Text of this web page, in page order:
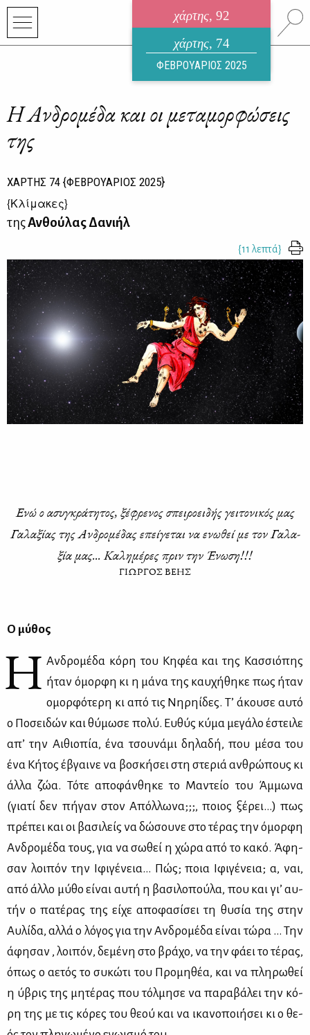
χάρτης, 92
ηλεκτρονικό περιοδικό
ΑΥΓΟΥΣΤΟΣ 2026
χάρτης, 74
ΦΕΒΡΟΥΑΡΙΟΣ 2025
Η Ανδρομέδα και οι μεταμορφώσεις
της
ΧΑΡΤΗΣ 74 {ΦΕΒΡΟΥΑΡΙΟΣ 2025}
{Κλίμακες}
τηςΑνθούλας Δανιήλ
{11 λεπτά}
Ενώ ο ασυ­γκρά­τη­τος, ξέ­φρε­νος σπει­ροει­δής γει­το­νι­κός μας
Γα­λα­ξί­ας της Αν­δρο­μέ­δας επεί­γε­ται να ενω­θεί με τον Γα­λα­
ξία μας... Κα­λη­μέ­ρες πριν την Ένω­ση!!!
ΓΙΩΡΓΟΣ ΒΕΗΣ
Ο μύ­θος
Η Αν­δρο­μέ­δα κό­ρη του Κη­φέα και της Κασ­σιό­πης
ήταν όμορ­φη κι η μά­να της καυ­χή­θη­κε πως ήταν
ομορ­φό­τε­ρη κι από τις Νη­ρη­ί­δες. Τ’ άκου­σε αυ­τό
ο Πο­σει­δών και θύ­μω­σε πο­λύ. Ευ­θύς κύ­μα με­γά­λο έστει­λε
απ’ την Αι­θιο­πία, ένα τσου­νά­μι δη­λα­δή, που μέ­σα του
ένα Κή­τος έβγαι­νε να βο­σκή­σει στη στε­ριά αν­θρώ­πους κι
άλ­λα ζώα. Τό­τε απο­φάν­θη­κε το Μα­ντείο του Άμ­μω­να
(για­τί δεν πή­γαν στον Απόλ­λω­να;;;, ποιος ξέ­ρει…) πως
πρέ­πει και οι βα­σι­λείς να δώ­σου­νε στο τέ­ρας την όμορ­φη
Αν­δρο­μέ­δα τους, για να σω­θεί η χώ­ρα από το κα­κό. Άφη­
σαν λοι­πόν την Ιφι­γέ­νεια… Πώς; ποια Ιφι­γέ­νεια; α, ναι,
από άλ­λο μύ­θο εί­ναι αυ­τή η βα­σι­λο­πού­λα, που και γι’ αυ­
τήν ο πα­τέ­ρας της εί­χε απο­φα­σί­σει τη θυ­σία της στην
Αυ­λί­δα, αλ­λά ο λό­γος για την Αν­δρο­μέ­δα εί­ναι τώ­ρα … Την
άφη­σαν , λοι­πόν, δε­μέ­νη στο βρά­χο, να την φά­ει το τέ­ρας,
όπως ο αε­τός το συ­κώ­τι του Προ­μη­θέα, και να πλη­ρω­θεί
η ύβρις της μη­τέ­ρας που τόλ­μη­σε να πα­ρα­βά­λει την κό­
ρη της με τις κό­ρες του θε­ού και να ικα­νο­ποι­ή­σει κι ο θε­